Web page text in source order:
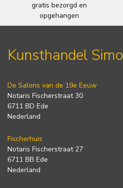
gratis bezorgd en
opgehangen
Kunsthandel
De Salons van de 19e Eeuw
Notaris Fischerstraat 30
6711 BD Ede
Nederland
Fischerhuis
Notaris Fischerstraat 27
6711 BB Ede
Nederland